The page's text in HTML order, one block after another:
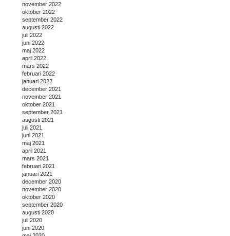
november 2022
oktober 2022
september 2022
augusti 2022
juli 2022
juni 2022
maj 2022
april 2022
mars 2022
februari 2022
januari 2022
december 2021
november 2021
oktober 2021
september 2021
augusti 2021
juli 2021
juni 2021
maj 2021
april 2021
mars 2021
februari 2021
januari 2021
december 2020
november 2020
oktober 2020
september 2020
augusti 2020
juli 2020
juni 2020